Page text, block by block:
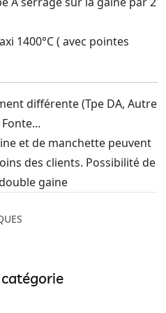
1400°C ( avec pointes
différente (Tpe DA, Autre
et de manchette peuvent
des clients. Possibilité de
gaine